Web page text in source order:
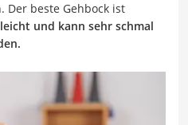
Der beste Gehbock ist
und kann sehr schmal